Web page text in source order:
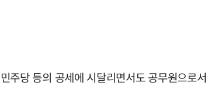
당 등의 공세에 시달리면서도 공무원으로